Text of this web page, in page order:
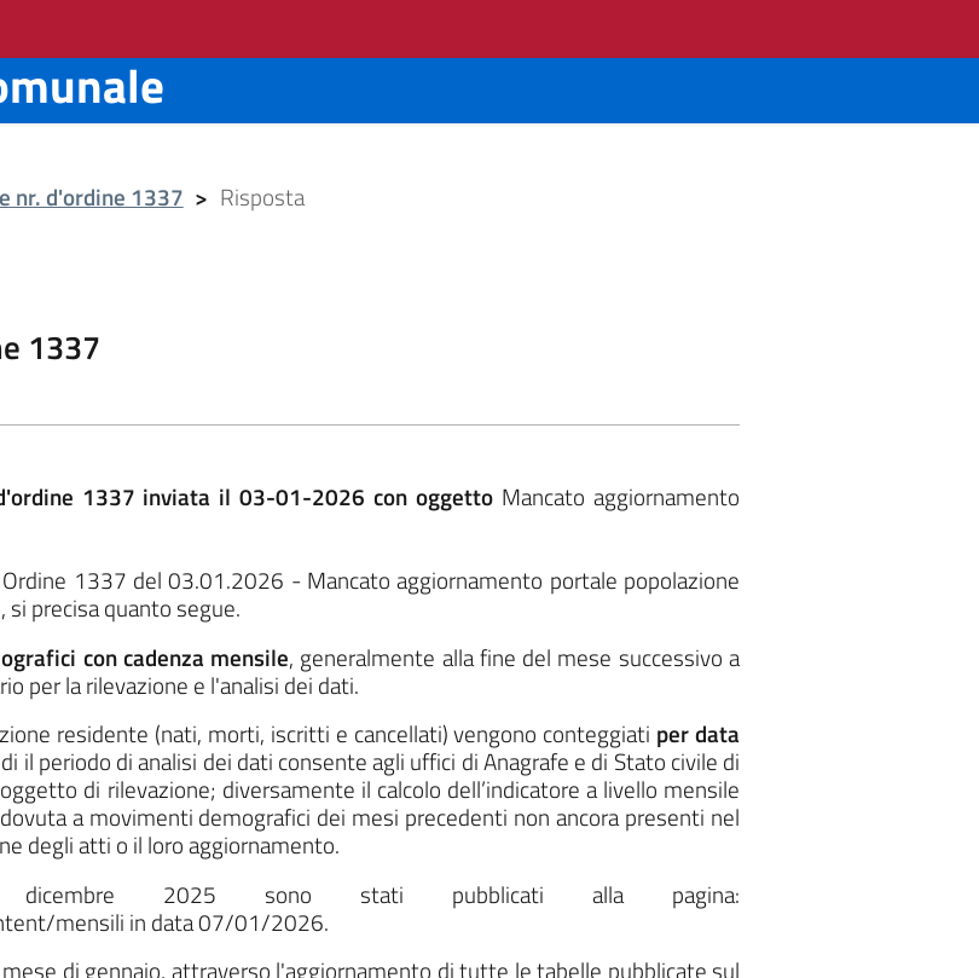
nr. d'ordine 1337 > Risposta
1337
1337 inviata il 03-01-2026 con oggetto Mancato aggiornamento
1337 del 03.01.2026 - Mancato aggiornamento portale popolazione
precisa quanto segue.
con cadenza mensile, generalmente alla fine del mese successivo a
per la rilevazione e l'analisi dei dati.
residente (nati, morti, iscritti e cancellati) vengono conteggiati per data
il periodo di analisi dei dati consente agli uffici di Anagrafe e di Stato civile di
di rilevazione; diversamente il calcolo dell’indicatore a livello mensile
a movimenti demografici dei mesi precedenti non ancora presenti nel
degli atti o il loro aggiornamento.
2025 sono stati pubblicati alla pagina:
mensili in data 07/01/2026.